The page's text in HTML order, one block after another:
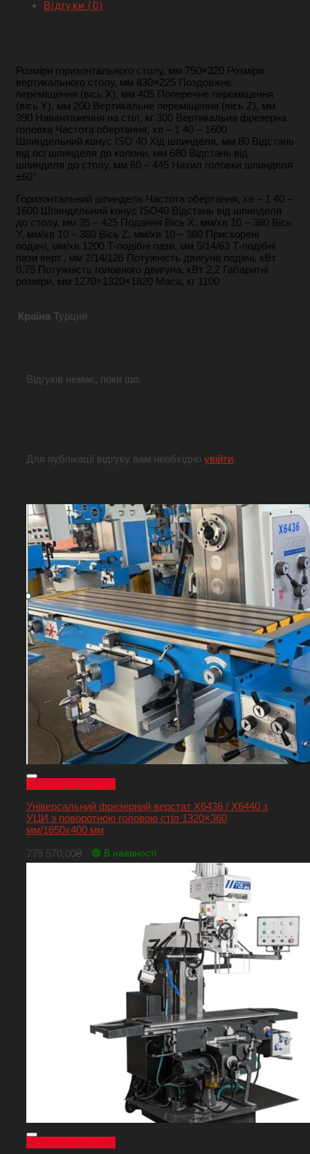
Відгуки (0)
Розміри горизонтального столу, мм 750×320 Розміри
вертикального столу, мм 830×225 Поздовжнє
переміщення (вісь Х), мм 405 Поперечне переміщення
(вісь Y), мм 200 Вертикальне переміщення (вісь Z), мм
390 Навантаження на стіл, кг 300 Вертикальна фрезерна
головка Частота обертання, хв – 1 40 – 1600
Шпиндельний конус ISO 40 Хід шпинделя, мм 80 Відстань
від осі шпинделя до колони, мм 680 Відстань від
шпинделя до столу, мм 60 – 445 Нахил головки шпинделя
±60°
Горизонтальний шпиндель Частота обертання, хв – 1 40 –
1600 Шпиндельний конус ISO40 Відстань від шпинделя
до столу, мм 35 – 425 Подання Вісь Х, мм/хв 10 – 380 Вісь
Y, мм/хв 10 – 380 Вісь Z, мм/хв 10 – 380 Прискорені
подачі, мм/хв 1200 Т-подібні пази, мм 5/14/63 Т-подібні
пази верт., мм 2/14/126 Потужність двигуна подачі, кВт
0,75 Потужність головного двигуна, кВт 2,2 Габаритні
розміри, мм 1270×1320×1820 Маса, кг 1100
Країна Турция
Відгуків немає, поки що.
Для публікації відгуку вам необхідно увійти.
Швидкий перегляд
Універсальний фрезерний верстат Х6436 / Х6440 з
УЦИ з поворотною головою стіл 1320×360
мм/1650х400 мм
779 570,00₴ 🟢 В наявності
Швидкий перегляд